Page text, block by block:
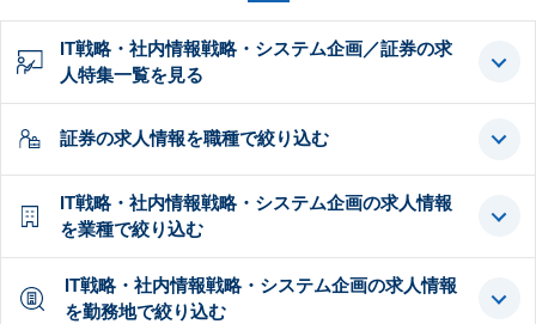
IT戦略・社内情報戦略・システム企画／証券の求
人特集一覧を見る
証券の求人情報を職種で絞り込む
IT戦略・社内情報戦略・システム企画の求人情報
を業種で絞り込む
IT戦略・社内情報戦略・システム企画の求人情報
を勤務地で絞り込む